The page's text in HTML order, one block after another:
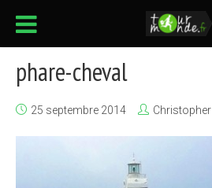
phare-cheval
25 septembre 2014 Christopher